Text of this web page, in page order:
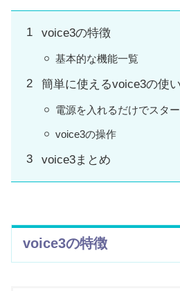
voice3の特徴
基本的な機能一覧
簡単に使えるvoice3の使
電源を入れるだけでスタ
voice3の操作
voice3まとめ
voice3の特徴